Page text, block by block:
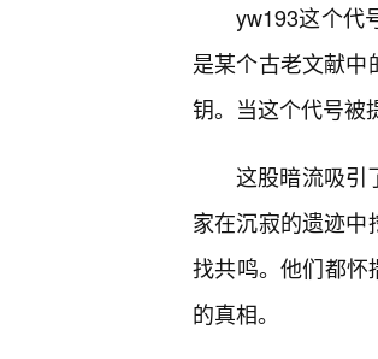
yw193这个代
是某个古老文献中
钥。当这个代号被
这股暗流吸引
家在沉寂的遗迹
找共鸣。他们都怀
的真相。